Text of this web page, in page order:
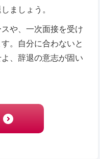
ましょう。
や、一次面接を受け
。自分に合わないと
、辞退の意志が固い